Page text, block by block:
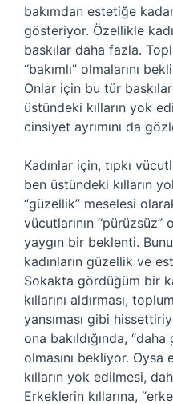
bakımdan estetiğe
gösteriyor. Özellikle
baskılar daha fazla.
“bakımlı” olmalarını
Onlar için bu tür
üstündeki kılların yok
cinsiyet ayrımını da
Kadınlar için, tıpkı
ben üstündeki kılların
“güzellik” meselesi
vücutlarının
yaygın bir beklenti.
kadınların güzellik ve
Sokakta gördüğüm bir
kıllarını aldırması,
yansıması gibi
ona bakıldığında,
olmasını bekliyor.
kılların yok edilmesi,
Erkeklerin kıllarına,